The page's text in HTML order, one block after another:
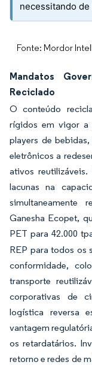
necessitando de
Fonte: Mordor
Mandatos
Reciclado
O conteúdo
rígidos em vigor a
players de
eletrônicos a
ativos
lacunas na
simultaneamente
Ganesha Ecopet,
PET para 42.000
REP para todos os
conformidade,
transporte
corporativas de
logística reversa
vantagem
os retardatários.
retorno e redes de